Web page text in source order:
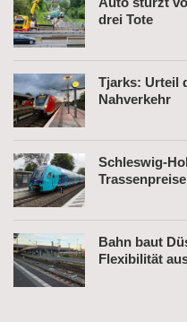
drei Tote
Tjarks: Urteil
Nahverkehr
Schleswig-
Bahn baut
Flexibilität